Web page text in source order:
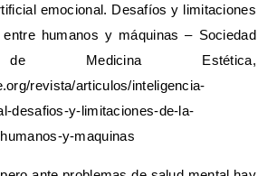
emocional. Desafíos y limitaciones
humanos y máquinas – Sociedad
de Medicina Estética,
revista/articulos/inteligencia-
desafios-y-limitaciones-de-la-
y-maquinas